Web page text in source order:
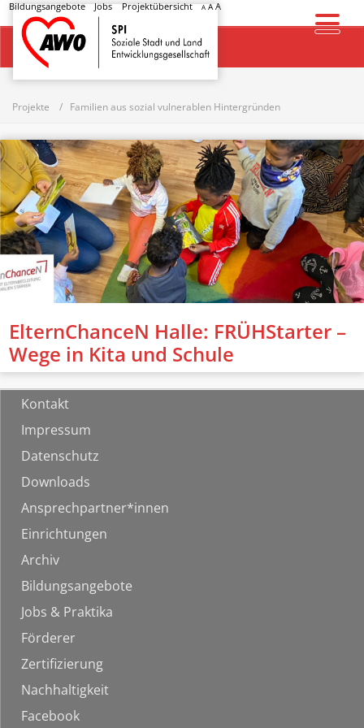
Bildungsangebote Jobs Projektübersicht A AA
Startseite
Projekte Familien aus sozial vulnerablen Hintergründen
ElternChanceN Halle: FRÜHStarter –
Wege in Kita und Schule
Kontakt
Impressum
Datenschutz
Downloads
Ansprechpartner*innen
Einrichtungen
Archiv
Bildungsangebote
Jobs & Praktika
Förderer
Zertifizierung
Nachhaltigkeit
Facebook